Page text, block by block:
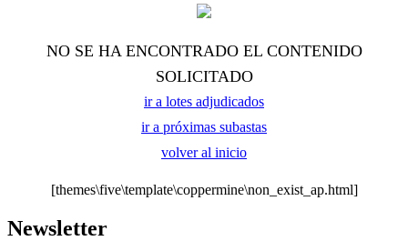
NO SE HA ENCONTRADO EL CONTENIDO
SOLICITADO
ir a lotes adjudicados
ir a próximas subastas
volver al inicio
[themes\five\template\coppermine\non_exist_ap.html]
Newsletter